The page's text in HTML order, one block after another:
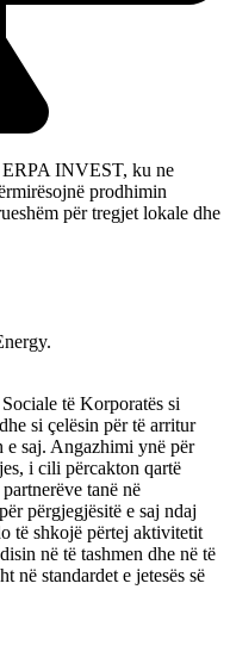
ERPA INVEST, ku ne
prodhimin
për tregjet lokale dhe
të Korporatës si
si çelësin për të arritur
e saj. Angazhimi ynë për
i cili përcakton qartë
tanë në
përgjegjësitë e saj ndaj
të shkojë përtej aktivitetit
në të tashmen dhe në të
në standardet e jetesës së